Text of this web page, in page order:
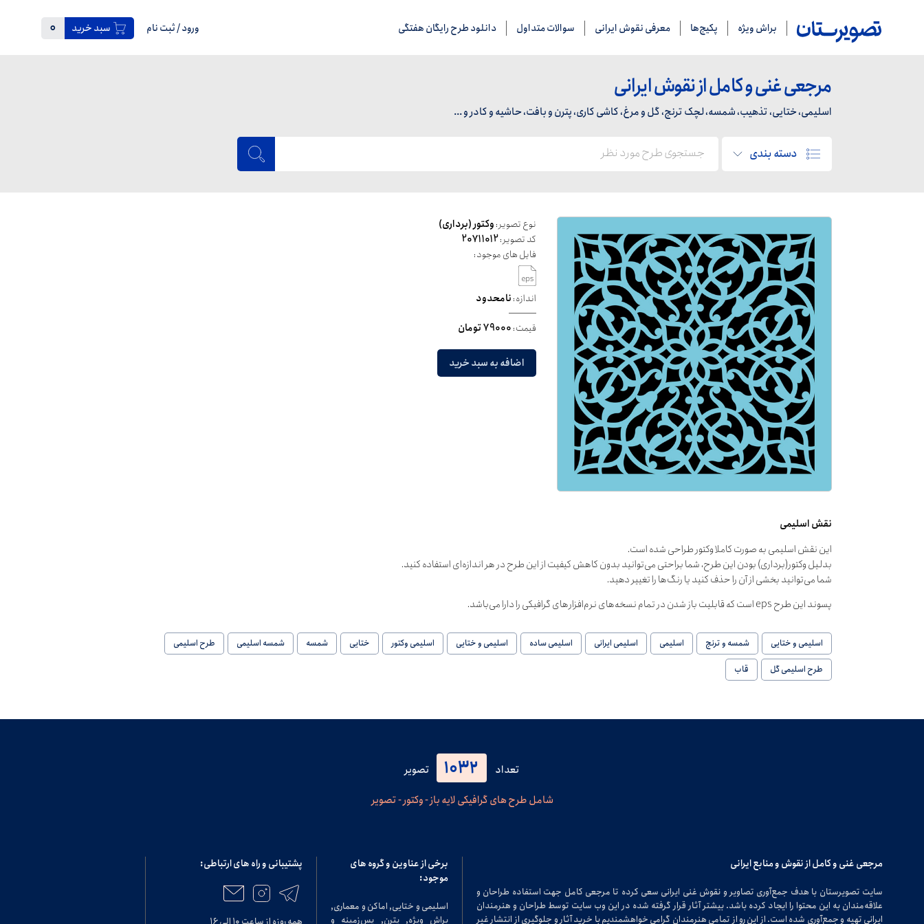
براش ویژه پکیج‌ها معرفی نقوش ایرانی سوالات متداول دانلود طرح رایگان هفتگی سبد خرید 0 ورود/ثبت نام
مرجعی غنی و کامل از نقوش ایرانی
اسلیمی، ختایی، تذهیب، شمسه، لچک ترنج، گل و مرغ، کاشی کاری، پترن و بافت، حاشیه و کادر و ...
دسته بندی
نوع تصویر:وکتور (برداری)
کد تصویر:20711012
فایل های موجود:
اندازه:نامحدود
قیمت:79000 تومان
اضافه به سبد خرید
نقش اسلیمی
این نقش اسلیمی به صورت کاملا وکتور طراحی شده است.
بدلیل وکتور(برداری) بودن این طرح، شما براحتی می‌توانید بدون کاهش کیفیت از این طرح در هر اندازه‌ای استفاده کنید.
شما می‌توانید بخشی از آن را حذف کنید یا رنگ‌ها را تغییر دهید.
پسوند این طرح eps است که قابلیت باز شدن در تمام نسخه‌های نرم‌افزارهای گرافیکی را دارا می‌باشد.
اسلیمی و ختایی شمسه و ترنج اسلیمی اسلیمی ایرانی اسلیمی ساده اسلیمی و ختایی اسلیمی وکتور ختایی شمسه شمسه اسلیمی
طرح اسلیمی
طرح اسلیمی گل
قاب
تعداد 1032
تصویر
شامل طرح های گرافیکی لایه باز - وکتور - تصویر
مرجعی غنی و کامل از نقوش و منابع ایرانی
سایت تصویرستان با هدف جمع‌آوری تصاویر و نقوش غنی ایرانی سعی کرده تا مرجعی کامل جهت استفاده طراحان و
علاقه‌مندان به این محتوا را ایجاد کرده باشد. بیشتر آثار قرار گرفته شده در این وب سایت توسط طراحان و هنرمندان
ایرانی تهیه و جمع‌آوری شده است. از این رو از تمامی هنرمندان گرامی خواهشمندیم با خرید آثار و جلوگیری از انتشار غیر
برخی از عناوین و گروه های
موجود:
اسلیمی و ختایی, اماکن و معماری,
براش ویژه, پترن, پس‌زمینه و
پشتیبانی و راه های ارتباطی: